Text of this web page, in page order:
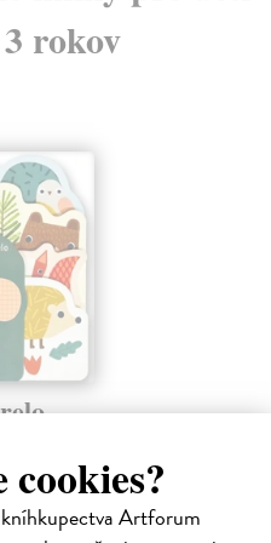
Artforum
rokov
tvarovanými stránkami
v lese.